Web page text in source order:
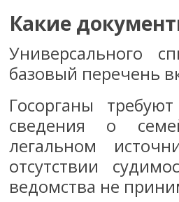
Какие
Универсального
базовый перечень
Госорганы
сведения о
легальном
отсутствии
ведомства не